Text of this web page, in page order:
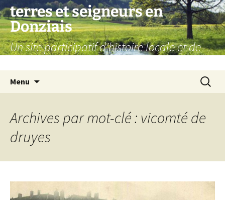
Aller
au
contenu
terres et seigneurs en
Donziais
Un site participatif d'histoire locale et de
Menu
Archives par mot-clé : vicomté de
druyes